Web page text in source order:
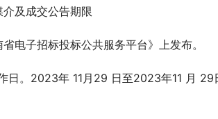
及成交公告期限
电子招标投标公共服务平台》上发布。
日。2023年 11月29 日至2023年11 月 29